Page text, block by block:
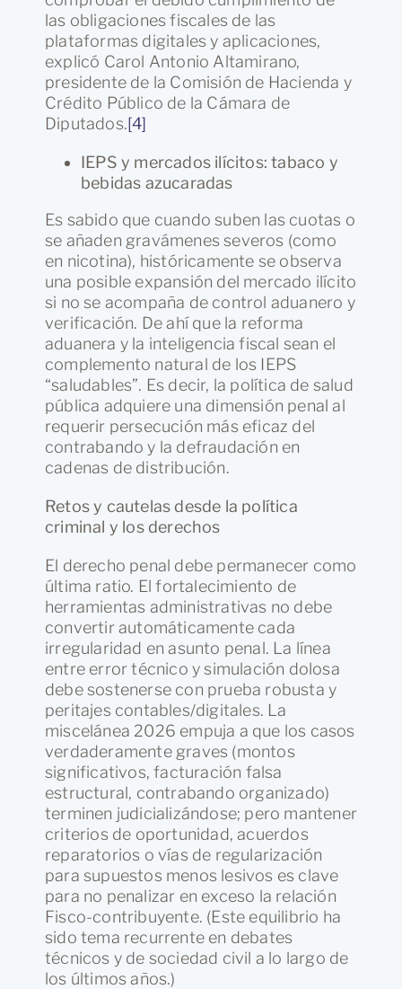
las obligaciones fiscales de las
plataformas digitales y aplicaciones,
explicó Carol Antonio Altamirano,
presidente de la Comisión de Hacienda y
Crédito Público de la Cámara de
Diputados.[4]
IEPS y mercados ilícitos: tabaco y
bebidas azucaradas
Es sabido que cuando suben las cuotas o
se añaden gravámenes severos (como
en nicotina), históricamente se observa
una posible expansión del mercado ilícito
si no se acompaña de control aduanero y
verificación. De ahí que la reforma
aduanera y la inteligencia fiscal sean el
complemento natural de los IEPS
“saludables”. Es decir, la política de salud
pública adquiere una dimensión penal al
requerir persecución más eficaz del
contrabando y la defraudación en
cadenas de distribución.
Retos y cautelas desde la política
criminal y los derechos
El derecho penal debe permanecer como
última ratio. El fortalecimiento de
herramientas administrativas no debe
convertir automáticamente cada
irregularidad en asunto penal. La línea
entre error técnico y simulación dolosa
debe sostenerse con prueba robusta y
peritajes contables/digitales. La
miscelánea 2026 empuja a que los casos
verdaderamente graves (montos
significativos, facturación falsa
estructural, contrabando organizado)
terminen judicializándose; pero mantener
criterios de oportunidad, acuerdos
reparatorios o vías de regularización
para supuestos menos lesivos es clave
para no penalizar en exceso la relación
Fisco-contribuyente. (Este equilibrio ha
sido tema recurrente en debates
técnicos y de sociedad civil a lo largo de
los últimos años.)